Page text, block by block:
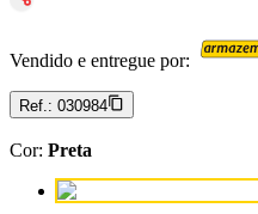
Vendido e entregue por:
Ref.: 030984
Cor: Preta
Cor: Preta